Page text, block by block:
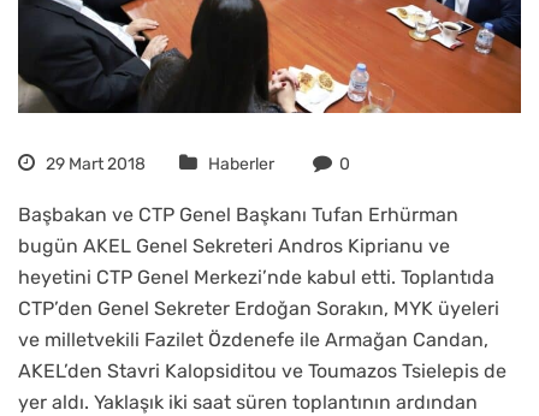
29 Mart 2018 Haberler 0
Başbakan ve CTP Genel Başkanı Tufan Erhürman
bugün AKEL Genel Sekreteri Andros Kiprianu ve
heyetini CTP Genel Merkezi’nde kabul etti. Toplantıda
CTP’den Genel Sekreter Erdoğan Sorakın, MYK üyeleri
ve milletvekili Fazilet Özdenefe ile Armağan Candan,
AKEL’den Stavri Kalopsiditou ve Toumazos Tsielepis de
yer aldı. Yaklaşık iki saat süren toplantının ardından